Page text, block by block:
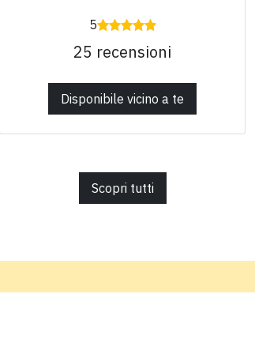
5
25 recensioni
Disponibile vicino a te
Scopri tutti